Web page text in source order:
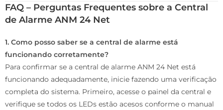
FAQ – Perguntas Frequentes sobre a Central
de Alarme ANM 24 Net
1. Como posso saber se a central de alarme está
funcionando corretamente?
Para confirmar se a central de alarme ANM 24 Net está
funcionando adequadamente, inicie fazendo uma verificação
completa do sistema. Primeiro, acesse o painel da central e
verifique se todos os LEDs estão acesos conforme o manual